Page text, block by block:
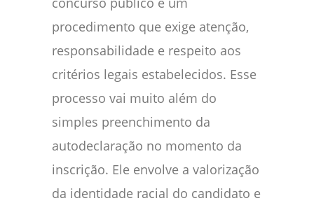
procedimento que exige atenção,
responsabilidade e respeito aos
critérios legais estabelecidos. Esse
processo vai muito além do
simples preenchimento da
autodeclaração no momento da
inscrição. Ele envolve a valorização
da identidade racial do candidato e